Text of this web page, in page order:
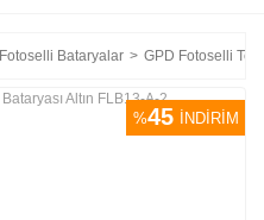
Fotoselli Bataryalar GPD Fotoselli Tek
%45 İNDİRİM